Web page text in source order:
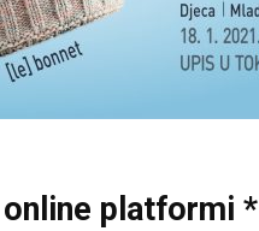
platformi *